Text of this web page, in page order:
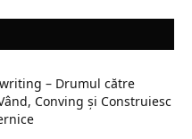
– Drumul către
Conving și Construiesc